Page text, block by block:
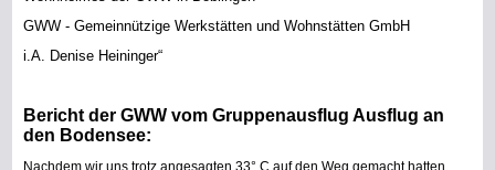
GWW - Gemeinnützige Werkstätten und Wohnstätten GmbH
i.A. Denise Heininger“
Bericht der GWW vom Gruppenausflug Ausflug an
den Bodensee:
Nachdem wir uns trotz angesagten 33° C auf den Weg gemacht hatten,